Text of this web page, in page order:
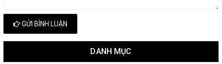
GỬI BÌNH LUẬN
DANH MỤC